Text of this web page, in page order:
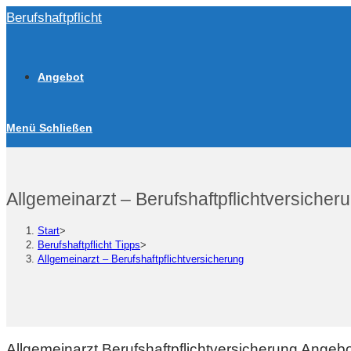
Zum
Berufshaftpflicht
Angebot
Menü Schließen
Allgemeinarzt –
Start>
Berufshaftpflicht Tipps>
Allgemeinarzt – Berufshaftpflichtversicherung